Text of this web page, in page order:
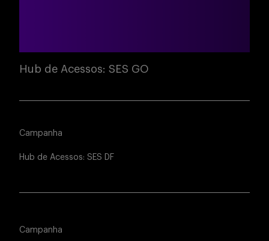
Hub de Acessos: SES GO
Campanha
Hub de Acessos: SES DF
Campanha